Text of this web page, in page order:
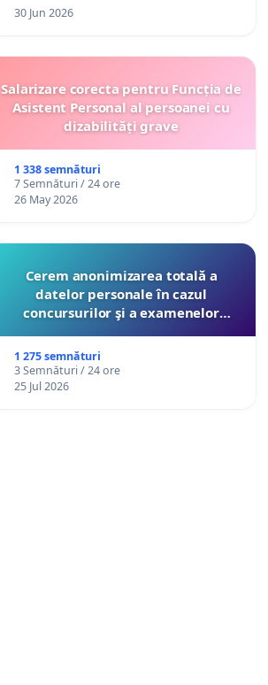
30 Jun 2026
Salarizare corecta pentru Funcția de
Asistent Personal al persoanei cu
dizabilități grave
1 338 semnături
7 Semnături / 24 ore
26 May 2026
Cerem anonimizarea totală a
datelor personale în cazul
concursurilor şi a examenelor
către Ministerul Educaţiei
1 275 semnături
3 Semnături / 24 ore
25 Jul 2026